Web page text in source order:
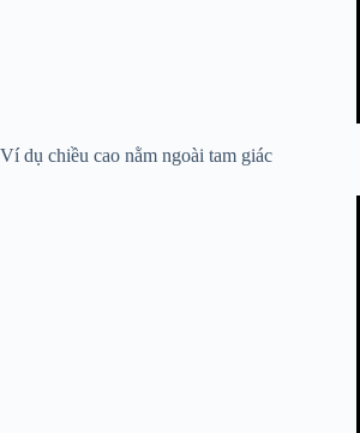
Ví dụ chiều cao nằm ngoài tam giác